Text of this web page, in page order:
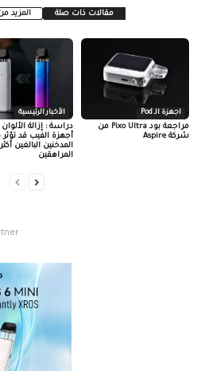
مقالات ذات صلة المزيد
الأخبار الرئيسية
دراسة : إزالة
أجهزة الفيب قد تؤثر
المدخنين البالغين
المراهقين
اجهزة الـ Pod
مراجعة بود Pixo Ultra من
شركة Aspire